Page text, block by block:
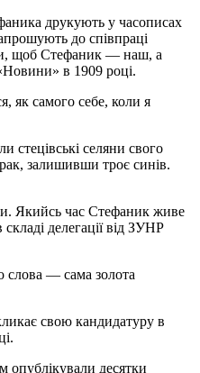
друкують у часописах
до співпраці
щоб Стефаник — наш, а
в 1909 році.
як самого себе, коли я
селяни свого
залишивши троє синів.
Якийсь час Стефаник живе
делегації від ЗУНР
слова — сама золота
свою кандидатуру в
опублікували десятки